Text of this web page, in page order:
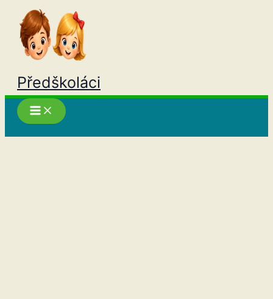
Přeskočit
obsah
Předškoláci